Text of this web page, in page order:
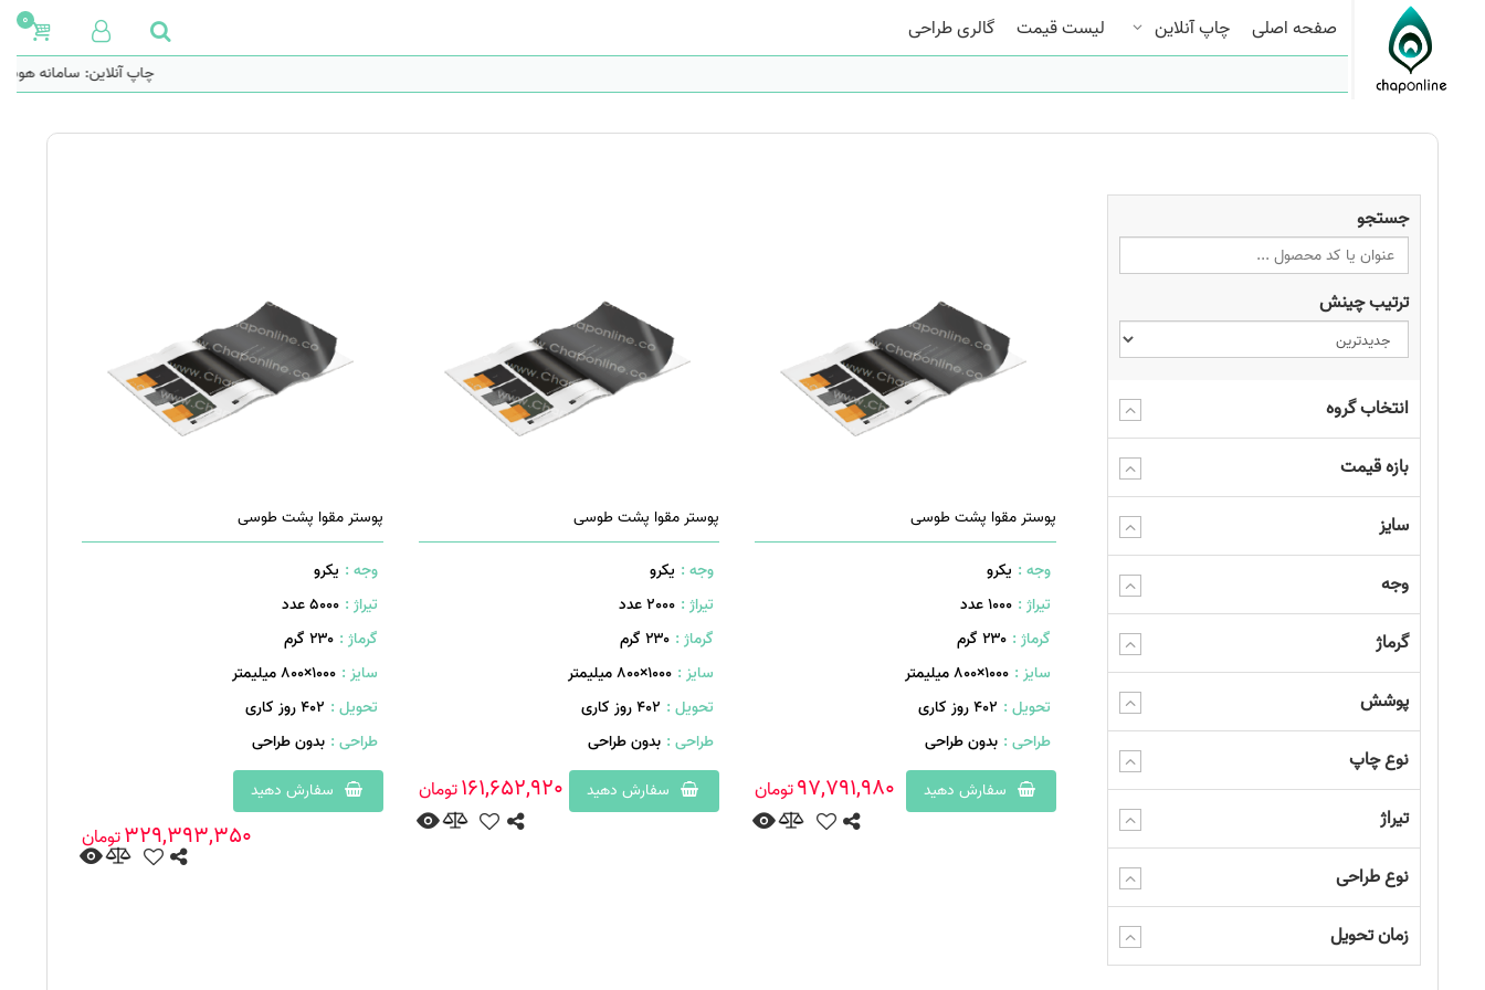
صفحه اصلی چاپ آنلاین لیست قیمت گالری طراحی 0
چاپ آنلاین: سامانه
جستجو
ترتیب چینش
انتخاب گروه
بازه قیمت
سایز
وجه
گرماژ
پوشش
نوع چاپ
تیراژ
نوع طراحی
زمان تحویل
پوستر مقوا پشت طوسی
وجه : یکرو
تیراژ : 1000 عدد
گرماژ : ۲۳۰ گرم
سایز : 1000×800 میلیمتر
تحویل : 402 روز کاری
طراحی : بدون طراحی
سفارش دهید
97,791,980تومان
پوستر مقوا پشت طوسی
وجه : یکرو
تیراژ : 2000 عدد
گرماژ : ۲۳۰ گرم
سایز : 1000×800 میلیمتر
تحویل : 402 روز کاری
طراحی : بدون طراحی
سفارش دهید
161,652,920تومان
پوستر مقوا پشت طوسی
وجه : یکرو
تیراژ : 5000 عدد
گرماژ : ۲۳۰ گرم
سایز : 1000×800 میلیمتر
تحویل : 402 روز کاری
طراحی : بدون طراحی
سفارش دهید
329,393,350تومان